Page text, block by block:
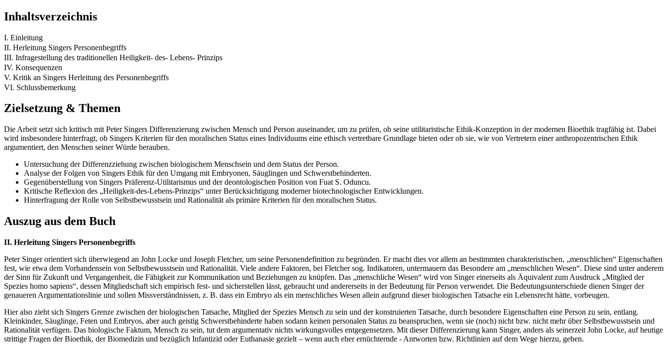
Inhaltsverzeichnis
I. Einleitung
II. Herleitung Singers Personenbegriffs
III. Infragestellung des traditionellen Heiligkeit- des- Lebens- Prinzips
IV. Konsequenzen
V. Kritik an Singers Herleitung des Personenbegriffs
VI. Schlussbemerkung
Zielsetzung & Themen
Die Arbeit setzt sich kritisch mit Peter Singers Differenzierung zwischen Mensch und Person auseinander, um zu prüfen, ob seine utilitaristische Ethik-Konzeption in der modernen Bioethik tragfähig ist. Dabei
wird insbesondere hinterfragt, ob Singers Kriterien für den moralischen Status eines Individuums eine ethisch vertretbare Grundlage bieten oder ob sie, wie von Vertretern einer anthropozentrischen Ethik
argumentiert, den Menschen seiner Würde berauben.
Untersuchung der Differenzziehung zwischen biologischem Menschsein und dem Status der Person.
Analyse der Folgen von Singers Ethik für den Umgang mit Embryonen, Säuglingen und Schwerstbehinderten.
Gegenüberstellung von Singers Präferenz-Utilitarismus und der deontologischen Position von Fuat S. Oduncu.
Kritische Reflexion des „Heiligkeit-des-Lebens-Prinzips“ unter Berücksichtigung moderner biotechnologischer Entwicklungen.
Hinterfragung der Rolle von Selbstbewusstsein und Rationalität als primäre Kriterien für den moralischen Status.
Auszug aus dem Buch
II. Herleitung Singers Personenbegriffs
Peter Singer orientiert sich überwiegend an John Locke und Joseph Fletcher, um seine Personendefinition zu begründen. Er macht dies vor allem an bestimmten charakteristischen, „menschlichen“ Eigenschaften
fest, wie etwa dem Vorhandensein von Selbstbewusstsein und Rationalität. Viele andere Faktoren, bei Fletcher sog. Indikatoren, untermauern das Besondere am „menschlichen Wesen“. Diese sind unter anderem
der Sinn für Zukunft und Vergangenheit, die Fähigkeit zur Kommunikation und Beziehungen zu knüpfen. Das „menschliche Wesen“ wird von Singer einerseits als Äquivalent zum Ausdruck „Mitglied der
Spezies homo sapiens“, dessen Mitgliedschaft sich empirisch fest- und sicherstellen lässt, gebraucht und andererseits in der Bedeutung für Person verwendet. Die Bedeutungsunterschiede dienen Singer der
genaueren Argumentationslinie und sollen Missverständnissen, z. B. dass ein Embryo als ein menschliches Wesen allein aufgrund dieser biologischen Tatsache ein Lebensrecht hätte, vorbeugen.
Hier also zieht sich Singers Grenze zwischen der biologischen Tatsache, Mitglied der Spezies Mensch zu sein und der konstruierten Tatsache, durch besondere Eigenschaften eine Person zu sein, entlang.
Kleinkinder, Säuglinge, Feten und Embryos, aber auch geistig Schwerstbehinderte haben sodann keinen personalen Status zu beanspruchen, wenn sie (noch) nicht bzw. nicht mehr über Selbstbewusstsein und
Rationalität verfügen. Das biologische Faktum, Mensch zu sein, tut dem argumentativ nichts wirkungsvolles entgegensetzen. Mit dieser Differenzierung kann Singer, anders als seinerzeit John Locke, auf heutige
strittige Fragen der Bioethik, der Biomedizin und bezüglich Infantizid oder Euthanasie gezielt – wenn auch eher ernüchternde - Antworten bzw. Richtlinien auf dem Wege hierzu, geben.